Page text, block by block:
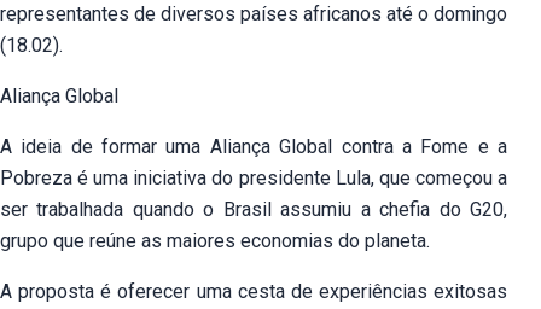
representantes de diversos países africanos até o domingo
(18.02).
Aliança Global
A ideia de formar uma Aliança Global contra a Fome e a
Pobreza é uma iniciativa do presidente Lula, que começou a
ser trabalhada quando o Brasil assumiu a chefia do G20,
grupo que reúne as maiores economias do planeta.
A proposta é oferecer uma cesta de experiências exitosas